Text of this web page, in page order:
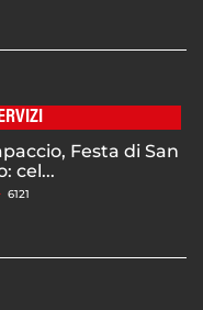
Festa di San
cel...
6121